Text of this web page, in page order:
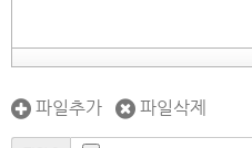
파일추가 파일삭제